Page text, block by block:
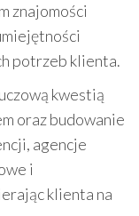
znajomości
potrzeb klienta.
kwestią
oraz budowanie
agencje
i
klienta na